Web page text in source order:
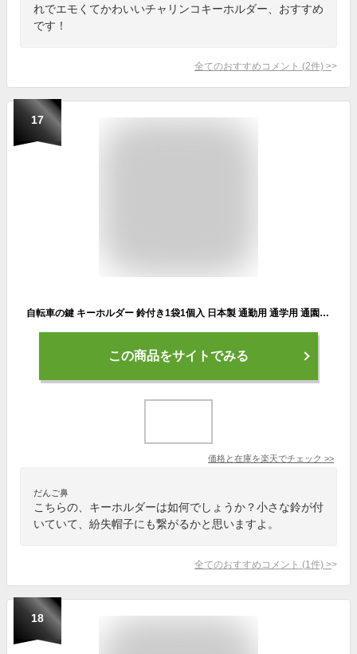
れでエモくてかわいいチャリンコキーホルダー、おすすめ
です！
全てのおすすめコメント (2件) >
17
自転車の鍵 キーホルダー 鈴付き1袋1個入 日本製 通勤用 通学用 通園用 通塾用 自転車キーホルダー 鈴付 赤 青 緑
この商品をサイトでみる
価格と在庫を楽天でチェック >>
だんご鼻
こちらの、キーホルダーは如何でしょうか？小さな鈴が付
いていて、紛失帽子にも繋がるかと思いますよ。
全てのおすすめコメント (1 件) >
18